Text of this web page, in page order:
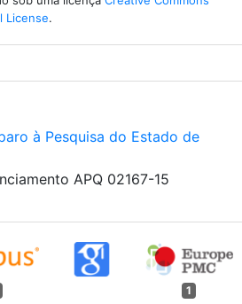
License.
à Pesquisa do Estado de
APQ 02167-15
1